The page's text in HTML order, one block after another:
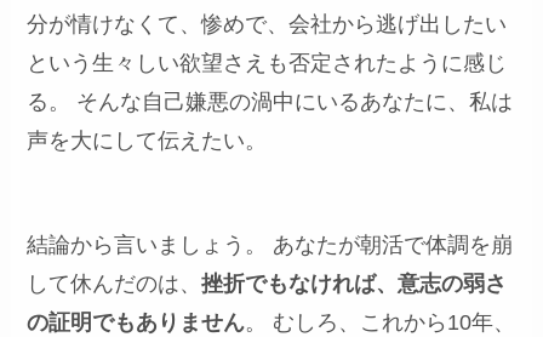
分が情けなくて、惨めで、会社から逃げ出したい
という生々しい欲望さえも否定されたように感じ
る。 そんな自己嫌悪の渦中にいるあなたに、私は
声を大にして伝えたい。
結論から言いましょう。 あなたが朝活で体調を崩
して休んだのは、挫折でもなければ、意志の弱さ
の証明でもありません。 むしろ、これから10年、